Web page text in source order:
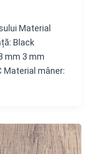
Material
Black
mm 3 mm
Material mâner: